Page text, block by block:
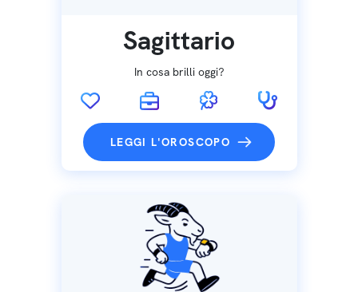
Sagittario
In cosa brilli oggi?
LEGGI L'OROSCOPO